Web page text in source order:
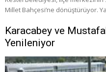
Millet Bahçesi’ne dönüştürüyor.
Karacabey ve
Yenileniyor